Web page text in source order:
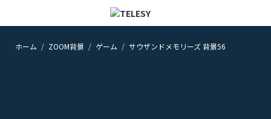
ホーム
ホーム ZOOM背景 ゲーム サウザンドメモリーズ 背景56